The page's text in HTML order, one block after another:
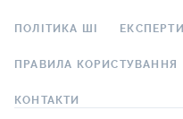
ПОЛІТИКА ШІ ЕКСПЕРТИ
ПРАВИЛА КОРИСТУВАННЯ
КОНТАКТИ